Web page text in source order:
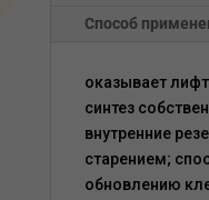
Способ
оказывает
синтез
внутренние
старением;
обновлению